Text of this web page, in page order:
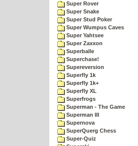
Super Rover
Super Snake
Super Stud Poker
Super Wumpus Caves
Super Yahtsee
Super Zaxxon
Superballe
Superchase!
Supereversion
Superfly 1k
Superfly 1k+
Superfly XL
Superfrogs
Superman - The Game
Superman III
Supernova
SuperQuerg Chess
Super-Quiz